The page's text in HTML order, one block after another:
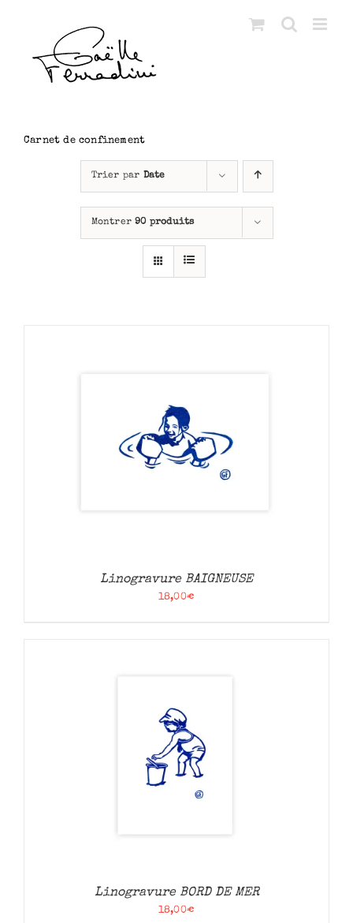
Carnet de confinement
Trier par Date
Montrer90 produits
Linogravure BAIGNEUSE
18,00€
Linogravure BORD DE MER
18,00€